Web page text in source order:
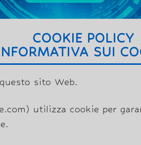
COOKIE POLICY
SUI
sito Web.
utilizza cookie per